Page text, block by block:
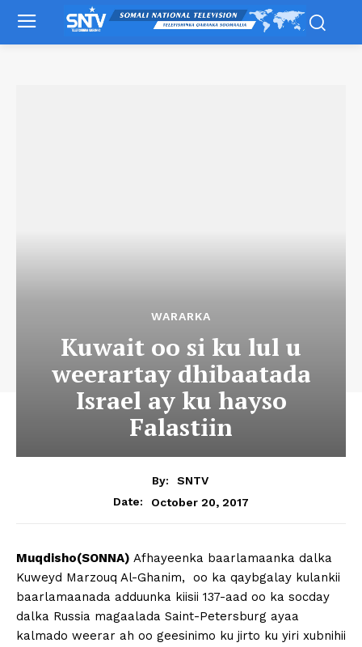
WARARKA
Kuwait oo si ku lul u
weerartay dhibaatada
Israel ay ku hayso
Falastiin
By:
SNTV
Date:
October 20, 2017
Muqdisho(SONNA) Afhayeenka baarlamaanka dalka
Kuweyd Marzouq Al-Ghanim, oo ka qaybgalay kulankii
baarlamaanada adduunka kiisii 137-aad oo ka socday
dalka Russia magaalada Saint-Petersburg ayaa
kalmado weerar ah oo geesinimo ku jirto ku yiri xubnihii